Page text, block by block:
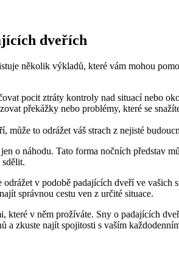
dveřích
několik výkladů, které vám mohou
pocit ztráty kontroly nad situací nebo
překážky nebo problémy, které se
může to odrážet váš strach z nejisté
o náhodu. Tato forma nočních představ
v podobě padajících dveří ve vašich
správnou cestu ven z určité situace.
které v něm prožíváte. Sny o padajících
a zkuste najít spojitosti s vaším